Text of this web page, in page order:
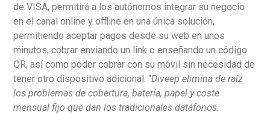
de VISA, permitirá a los autónomos integrar su negocio
en el canal online y offline en una única solución,
permitiendo aceptar pagos desde su web en unos
minutos, cobrar enviando un link o enseñando un código
QR, así como poder cobrar con su móvil sin necesidad de
tener otro dispositivo adicional. “Diveep elimina de raíz
los problemas de cobertura, batería, papel y coste
mensual fijo que dan los tradicionales datáfonos.